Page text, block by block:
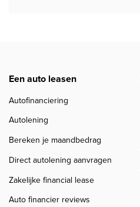
Een auto leasen
Autofinanciering
Autolening
Bereken je maandbedrag
Direct autolening aanvragen
Zakelijke financial lease
Auto financier reviews